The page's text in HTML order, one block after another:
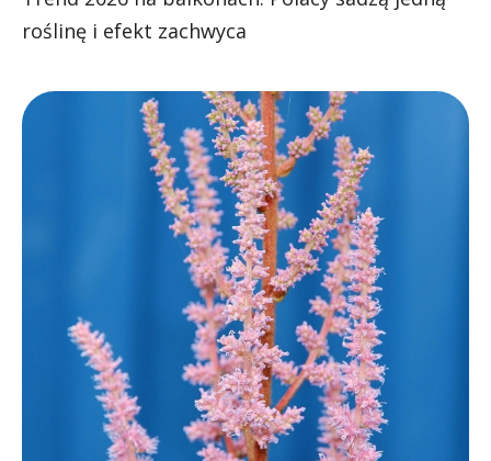
roślinę i efekt zachwyca